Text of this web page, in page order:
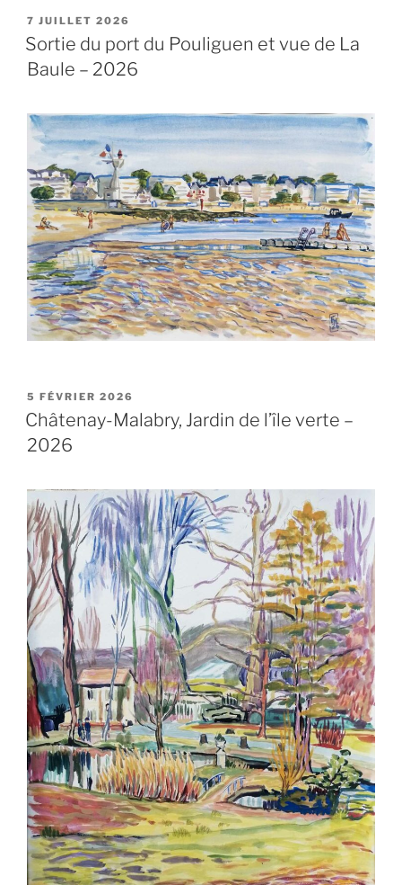
PUBLIÉ
LE
7 JUILLET 2026
Sortie du port du Pouliguen et vue de La
Baule – 2026
PUBLIÉ
LE
5 FÉVRIER 2026
Châtenay-Malabry, Jardin de l’île verte –
2026